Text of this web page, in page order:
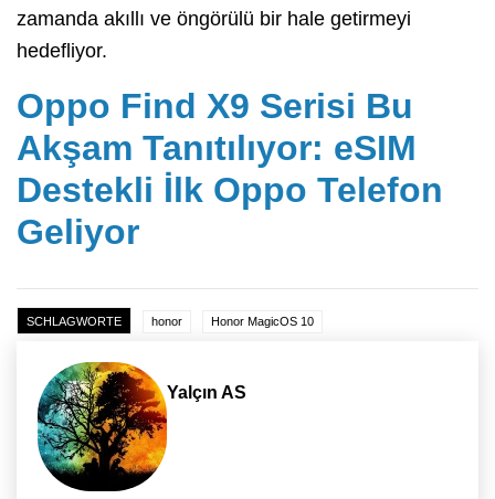
zamanda akıllı ve öngörülü bir hale getirmeyi
hedefliyor.
Oppo Find X9 Serisi Bu
Akşam Tanıtılıyor: eSIM
Destekli İlk Oppo Telefon
Geliyor
SCHLAGWORTE honor Honor MagicOS 10
Yalçın AS